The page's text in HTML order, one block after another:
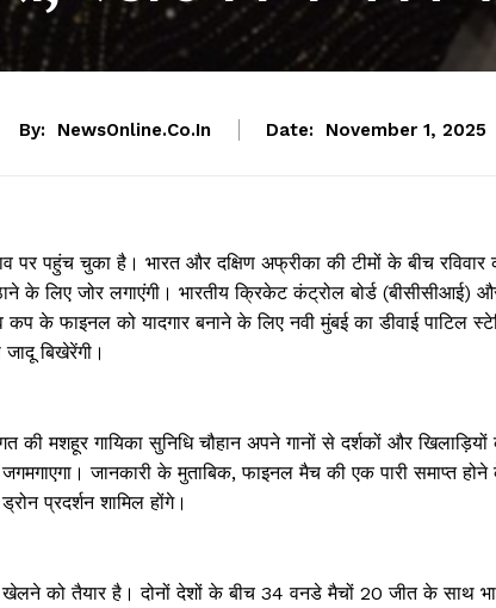
By: NewsOnline.co.in Date: November 1, 2025
पर पहुंच चुका है। भारत और दक्षिण अफ्रीका की टीमों के बीच रविवार
के लिए जोर लगाएंगी। भारतीय क्रिकेट कंट्रोल बोर्ड (बीसीसीआई)
के फाइनल को यादगार बनाने के लिए नवी मुंबई का डीवाई पाटिल
बिखेरेंगी।
की मशहूर गायिका सुनिधि चौहान अपने गानों से दर्शकों और खिलाड़ियों
जानकारी के मुताबिक, फाइनल मैच की एक पारी समाप्त
प्रदर्शन शामिल होंगे।
को तैयार है। दोनों देशों के बीच 34 वनडे मैचों 20 जीत के साथ